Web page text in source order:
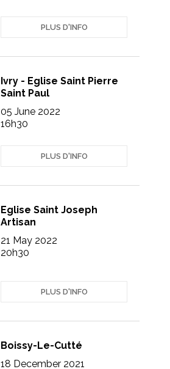
PLUS D'INFO
Ivry - Eglise Saint Pierre
Saint Paul
05 June 2022
16h30
PLUS D'INFO
Eglise Saint Joseph
Artisan
21 May 2022
20h30
PLUS D'INFO
Boissy-Le-Cutté
18 December 2021